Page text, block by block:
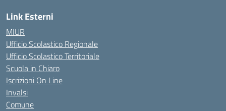
Link Esterni
MIUR
Ufficio Scolastico Regionale
Ufficio Scolastico Territoriale
Scuola in Chiaro
Iscrizioni On Line
Invalsi
Comune